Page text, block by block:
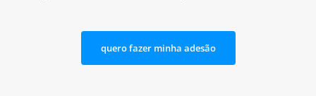
quero fazer minha adesão